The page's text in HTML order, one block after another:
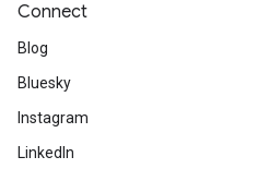
Connect
Blog
Bluesky
Instagram
LinkedIn